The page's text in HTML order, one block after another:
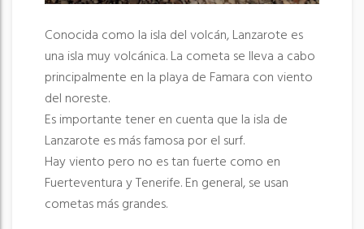
Conocida como la isla del volcán, Lanzarote es
una isla muy volcánica. La cometa se lleva a cabo
principalmente en la playa de Famara con viento
del noreste.
Es importante tener en cuenta que la isla de
Lanzarote es más famosa por el surf.
Hay viento pero no es tan fuerte como en
Fuerteventura y Tenerife. En general, se usan
cometas más grandes.